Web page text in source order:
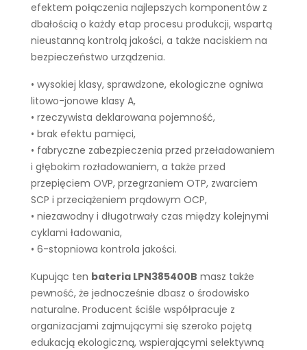
efektem połączenia najlepszych komponentów z
dbałością o każdy etap procesu produkcji, wspartą
nieustanną kontrolą jakości, a także naciskiem na
bezpieczeństwo urządzenia.
• wysokiej klasy, sprawdzone, ekologiczne ogniwa
litowo-jonowe klasy A,
• rzeczywista deklarowana pojemność,
• brak efektu pamięci,
• fabryczne zabezpieczenia przed przeładowaniem
i głębokim rozładowaniem, a także przed
przepięciem OVP, przegrzaniem OTP, zwarciem
SCP i przeciążeniem prądowym OCP,
• niezawodny i długotrwały czas między kolejnymi
cyklami ładowania,
• 6-stopniowa kontrola jakości.
Kupując ten bateria LPN385400B masz także
pewność, że jednocześnie dbasz o środowisko
naturalne. Producent ściśle współpracuje z
organizacjami zajmującymi się szeroko pojętą
edukacją ekologiczną, wspierającymi selektywną